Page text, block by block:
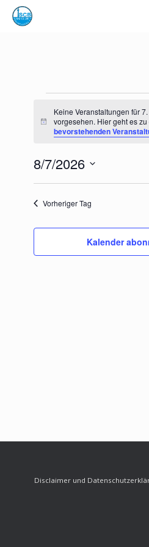
Inhalt
springen
August
Hinweis
Keine Veranstaltungen für
vorgesehen. Hier geht es
bevorstehenden
8/7/2026
Vorheriger Tag
Kalender
Disclaimer und